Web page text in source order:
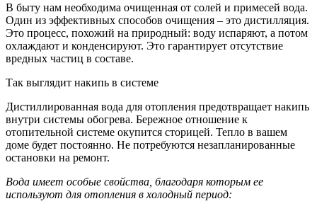
В быту нам необходима очищенная от солей и примесей вода.
Один из эффективных способов очищения – это дистилляция.
Это процесс, похожий на природный: воду испаряют, а потом
охлаждают и конденсируют. Это гарантирует отсутствие
вредных частиц в составе.
Так выглядит накипь в системе
Дистиллированная вода для отопления предотвращает накипь
внутри системы обогрева. Бережное отношение к
отопительной системе окупится сторицей. Тепло в вашем
доме будет постоянно. Не потребуются незапланированные
остановки на ремонт.
Вода имеет особые свойства, благодаря которым ее
используют для отопления в холодный период: